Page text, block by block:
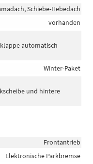
Schiebe-Hebedach
vorhanden
automatisch
Winter-Paket
und hintere
Frontantrieb
Elektronische Parkbremse